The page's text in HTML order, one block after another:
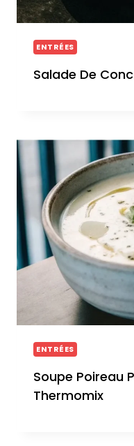
ENTRÉES
Salade De
ENTRÉES
Soupe Poireau
Thermomix